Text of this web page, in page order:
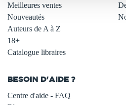
Meilleures ventes
Nouveautés
Auteurs de A à Z
18+
Catalogue libraires
BESOIN D'AIDE ?
Centre d'aide - FAQ